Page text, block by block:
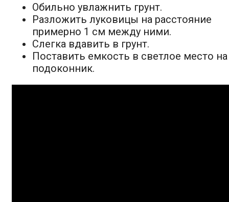
Обильно увлажнить грунт.
Разложить луковицы на расстояние
примерно 1 см между ними.
Слегка вдавить в грунт.
Поставить емкость в светлое место на
подоконник.